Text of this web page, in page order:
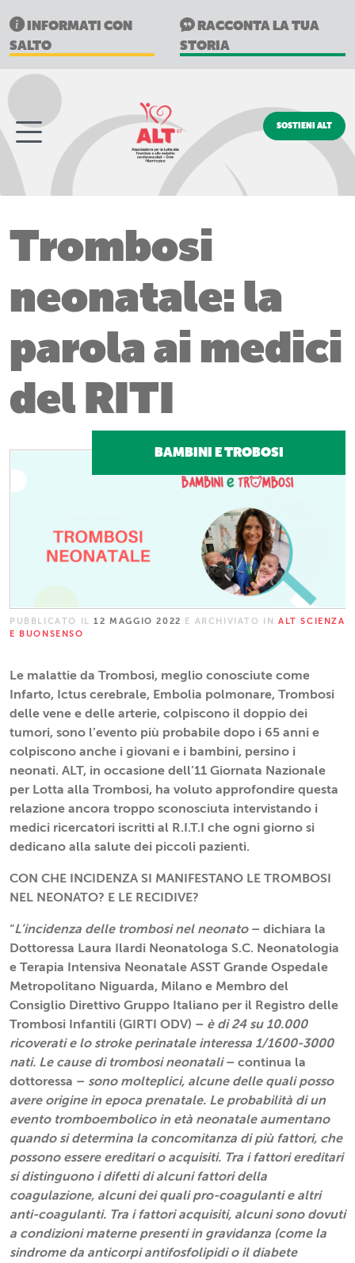
INFORMATI CON
SALTO
RACCONTA LA TUA
STORIA
SOSTIENI ALT
Trombosi
neonatale: la
parola ai medici
del RITI
BAMBINI E TROBOSI
PUBBLICATO IL12 MAGGIO 2022 E ARCHIVIATO INALT SCIENZA
E BUONSENSO
Le malattie da Trombosi, meglio conosciute come
Infarto, Ictus cerebrale, Embolia polmonare, Trombosi
delle vene e delle arterie, colpiscono il doppio dei
tumori, sono l’evento più probabile dopo i 65 anni e
colpiscono anche i giovani e i bambini, persino i
neonati. ALT, in occasione dell’11 Giornata Nazionale
per Lotta alla Trombosi, ha voluto approfondire questa
relazione ancora troppo sconosciuta intervistando i
medici ricercatori iscritti al R.I.T.I che ogni giorno si
dedicano alla salute dei piccoli pazienti.
CON CHE INCIDENZA SI MANIFESTANO LE TROMBOSI
NEL NEONATO? E LE RECIDIVE?
“L’incidenza delle trombosi nel neonato– dichiara la
Dottoressa Laura Ilardi Neonatologa S.C. Neonatologia
e Terapia Intensiva Neonatale ASST Grande Ospedale
Metropolitano Niguarda, Milano e Membro del
Consiglio Direttivo Gruppo Italiano per il Registro delle
Trombosi Infantili (GIRTI ODV) – è di 24 su 10.000
ricoverati e lo stroke perinatale interessa 1/1600-3000
nati. Le cause di trombosi neonatali– continua la
dottoressa – sono molteplici, alcune delle quali posso
avere origine in epoca prenatale. Le probabilità di un
evento tromboembolico in età neonatale aumentano
quando si determina la concomitanza di più fattori, che
possono essere ereditari o acquisiti. Tra i fattori ereditari
si distinguono i difetti di alcuni fattori della
coagulazione, alcuni dei quali pro-coagulanti e altri
anti-coagulanti. Tra i fattori acquisiti, alcuni sono dovuti
a condizioni materne presenti in gravidanza (come la
sindrome da anticorpi antifosfolipidi o il diabete